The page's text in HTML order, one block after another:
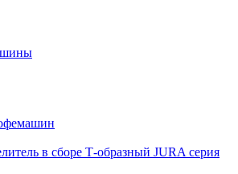
в сборе Т-образный JURA серия